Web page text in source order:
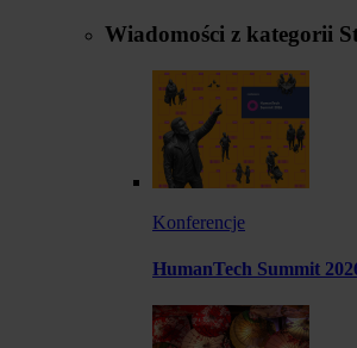
Wiadomości z kategorii
Konferencje
HumanTech Summit